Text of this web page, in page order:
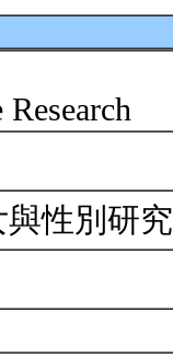
與性別研